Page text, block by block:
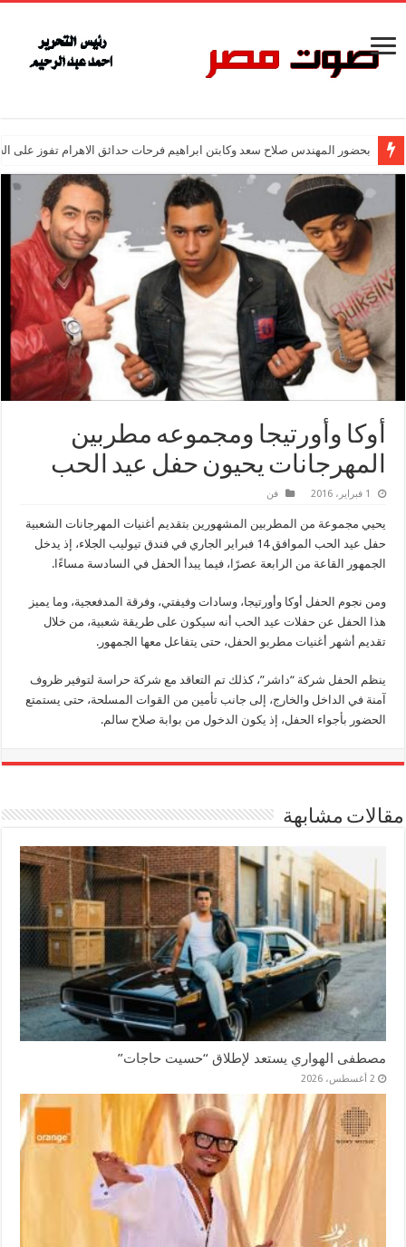
بحضور المهندس صلاح سعد وكابتن ابراهيم فرحات حدائق الاهرام تفوز على
أوكا وأورتيجا ومجموعه مطربين
المهرجانات يحيون حفل عيد الحب
1 فبراير، 2016 فن
يحيي مجموعة من المطربين المشهورين بتقديم أغنيات المهرجانات الشعبية
حفل عيد الحب الموافق 14 فبراير الجاري في فندق تيوليب الجلاء، إذ يدخل
الجمهور القاعة من الرابعة عصرًا، فيما يبدأ الحفل في السادسة مساءًا.
ومن نجوم الحفل أوكا وأورتيجا، وسادات وفيفتي، وفرقة المدفعجية، وما يميز
هذا الحفل عن حفلات عيد الحب أنه سيكون على طريقة شعبية، من خلال
تقديم أشهر أغنيات مطربو الحفل، حتى يتفاعل معها الجمهور.
ينظم الحفل شركة “داشر”، كذلك تم التعاقد مع شركة حراسة لتوفير ظروف
آمنة في الداخل والخارج، إلى جانب تأمين من القوات المسلحة، حتى يستمتع
الحضور بأجواء الحفل، إذ يكون الدخول من بوابة صلاح سالم.
مقالات مشابهة
مصطفى الهواري يستعد لإطلاق “حسيت حاجات”
2 أغسطس، 2026